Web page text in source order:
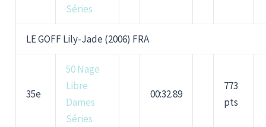
Séries
LE GOFF Lily-Jade (2006) FRA
35e
50 Nage
Libre
Dames
Séries
00:32.89
773
pts